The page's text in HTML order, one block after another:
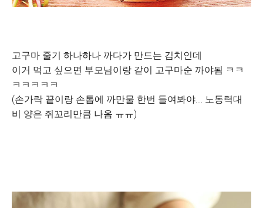
고구마 줄기 하나하나 까다가 만드는 김치인데
이거 먹고 싶으면 부모님이랑 같이 고구마순 까야됨 ㅋㅋ
ㅋㅋㅋㅋㅋ
(손가락 끝이랑 손톱에 까만물 한번 들여봐야.... 노동력대
비 양은 쥐꼬리만큼 나옴 ㅠㅠ)